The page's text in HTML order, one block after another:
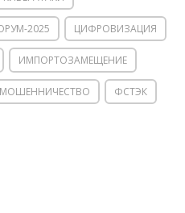
2025 ЦИФРОВИЗАЦИЯ
ИМПОРТОЗАМЕЩЕНИЕ
МОШЕННИЧЕСТВО ФСТЭК